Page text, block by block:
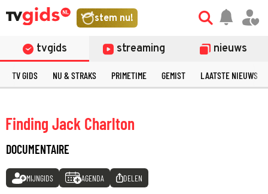
stem nu!
tvgids streaming nieuws
TV GIDS NU & STRAKS PRIMETIME GEMIST LAATSTE NIEUWS
Finding Jack Charlton
DOCUMENTAIRE
MIJNGIDS AGENDA DELEN